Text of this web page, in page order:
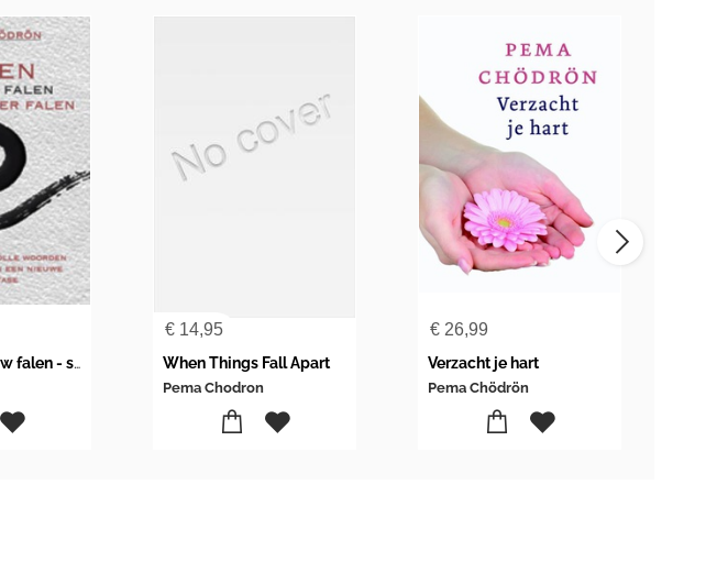
Falen - opnieuw falen - steeds beter falen
€14,95
When Things Fall Apart
Pema Chodron
€ 26,99
Verzacht je hart
Pema Chödrön